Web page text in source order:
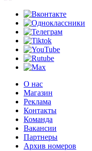
О нас
Магазин
Реклама
Контакты
Команда
Вакансии
Партнеры
Архив номеров